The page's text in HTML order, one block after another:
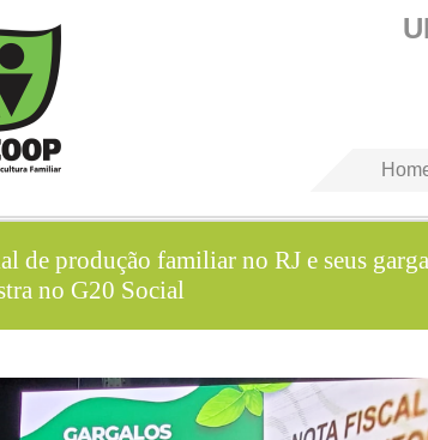
de produção familiar no RJ e seus
no G20 Social